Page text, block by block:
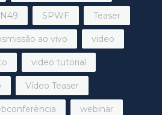
SPWF Teaser
ao vivo video
video tutorial
Vídeo Teaser
webinar